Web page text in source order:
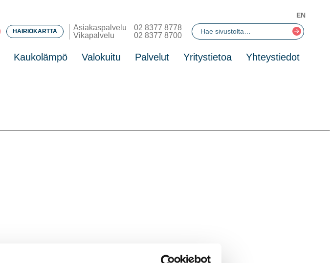
HÄIRIÖKARTTA Asiakaspalvelu
02 8377 8778
Vikapalvelu
02 8377 8700
Kaukolämpö Valokuitu Palvelut Yritystietoa Yhteystiedot
EN